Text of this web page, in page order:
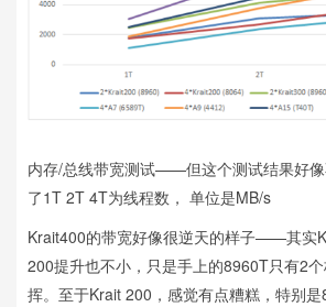
内存/总线带宽测试——但这个测试结果好
了1T 2T 4T为线程数， 单位是MB/s
Krait400的带宽好像很逆天的样子——其实
200提升也不小，只是手上的8960T只有2
挥。至于Krait 200，感觉有点糟糕，特别